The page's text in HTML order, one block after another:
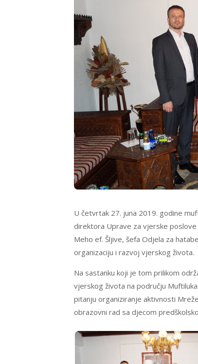
U četvrtak 27. juna 2019. godine
direktora Uprave za vjerske
Meho ef. Šljive, šefa Odjela za
organizaciju i razvoj vjerskog života.
Na sastanku koji je tom prilikom
vjerskog života na području
pitanju organiziranje aktivnosti
obrazovni rad sa djecom